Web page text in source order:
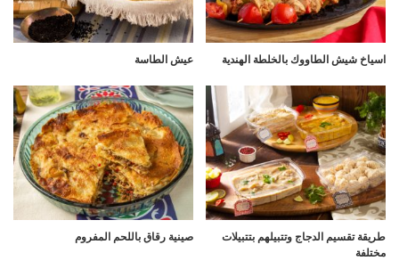
اسياخ شيش الطاووك بالخلطة الهندية عيش الطاسة
طريقة تقسيم الدجاج وتتبيلهم بتتبيلات
مختلفة
صينية رقاق باللحم المفروم